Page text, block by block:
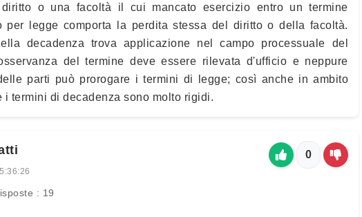
o una facoltà il cui mancato esercizio entro un termine
per legge comporta la perdita stessa del diritto o della facoltà.
decadenza trova applicazione nel campo processuale del
del termine deve essere rilevata d'ufficio e neppure
parti può prorogare i termini di legge; così anche in ambito
i termini di decadenza sono molto rigidi.
: 19
0